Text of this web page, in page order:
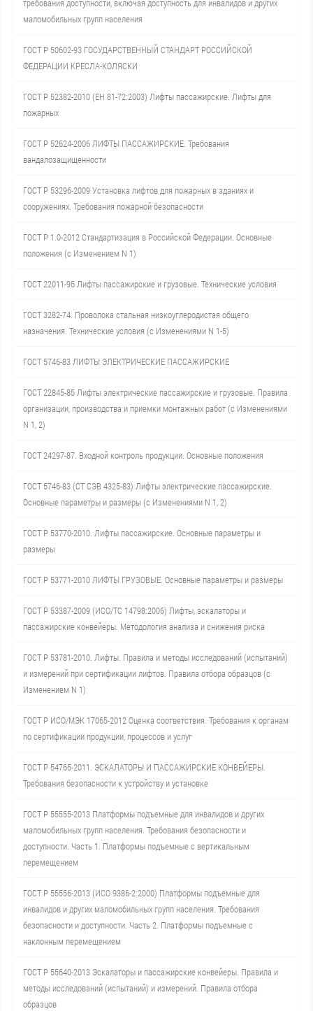
требования доступности, включая доступность для инвалидов и других
маломобильных групп населения
ГОСТ Р 50602-93 ГОСУДАРСТВЕННЫЙ СТАНДАРТ РОССИЙСКОЙ
ФЕДЕРАЦИИ КРЕСЛА-КОЛЯСКИ
ГОСТ Р 52382-2010 (ЕН 81-72:2003) Лифты пассажирские. Лифты для
пожарных
ГОСТ Р 52624-2006 ЛИФТЫ ПАССАЖИРСКИЕ. Требования
вандалозащищенности
ГОСТ Р 53296-2009 Установка лифтов для пожарных в зданиях и
сооружениях. Требования пожарной безопасности
ГОСТ Р 1.0-2012 Стандартизация в Российской Федерации. Основные
положения (с Изменением N 1)
ГОСТ 22011-95 Лифты пассажирские и грузовые. Технические условия
ГОСТ 3282-74. Проволока стальная низкоуглеродистая общего
назначения. Технические условия (с Изменениями N 1-5)
ГОСТ 5746-83 ЛИФТЫ ЭЛЕКТРИЧЕСКИЕ ПАССАЖИРСКИЕ
ГОСТ 22845-85 Лифты электрические пассажирские и грузовые. Правила
организации, производства и приемки монтажных работ (с Изменениями
N 1, 2)
ГОСТ 24297-87. Входной контроль продукции. Основные положения
ГОСТ 5746-83 (СТ СЭВ 4325-83) Лифты электрические пассажирские.
Основные параметры и размеры (с Изменениями N 1, 2)
ГОСТ Р 53770-2010. Лифты пассажирские. Основные параметры и
размеры
ГОСТ Р 53771-2010 ЛИФТЫ ГРУЗОВЫЕ. Основные параметры и размеры
ГОСТ Р 53387-2009 (ИСО/ТС 14798:2006) Лифты, эскалаторы и
пассажирские конвейеры. Методология анализа и снижения риска
ГОСТ Р 53781-2010. Лифты. Правила и методы исследований (испытаний)
и измерений при сертификации лифтов. Правила отбора образцов (с
Изменением N 1)
ГОСТ Р ИСО/МЭК 17065-2012 Оценка соответствия. Требования к органам
по сертификации продукции, процессов и услуг
ГОСТ Р 54765-2011. ЭСКАЛАТОРЫ И ПАССАЖИРСКИЕ КОНВЕЙЕРЫ.
Требования безопасности к устройству и установке
ГОСТ Р 55555-2013 Платформы подъемные для инвалидов и других
маломобильных групп населения. Требования безопасности и
доступности. Часть 1. Платформы подъемные с вертикальным
перемещением
ГОСТ Р 55556-2013 (ИСО 9386-2:2000) Платформы подъемные для
инвалидов и других маломобильных групп населения. Требования
безопасности и доступности. Часть 2. Платформы подъемные с
наклонным перемещением
ГОСТ Р 55640-2013 Эскалаторы и пассажирские конвейеры. Правила и
методы исследований (испытаний) и измерений. Правила отбора
образцов